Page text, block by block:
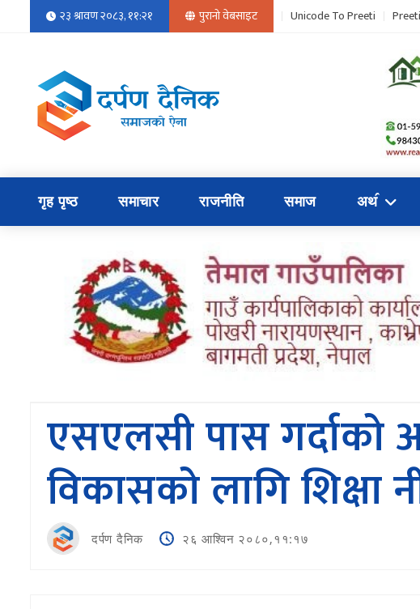
२३ श्रावण २०८३, ११:२१ पुरानो वेबसाइट Unicode To Preeti
गृह पृष्ठ समाचार राजनीति समाज अथ॔
एसएलसी पास गर्दाको
विकासको लागि शिक्षा
दर्पण दैनिक २६ आश्विन २०८०,११:१७